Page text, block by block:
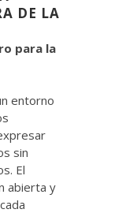
DE LA
para la
entorno
sin
El
abierta y